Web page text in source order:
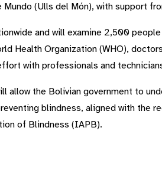
(Ulls del Món), with support
and will examine 2,500
Health Organization (WHO),
with professionals and
allow the Bolivian government to
blindness, aligned with the
of Blindness (IAPB).